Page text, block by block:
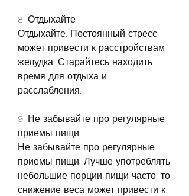
8. Отдыхайте
Отдыхайте. Постоянный стресс
может привести к расстройствам
желудка. Старайтесь находить
время для отдыха и
расслабления.
9. Не забывайте про регулярные
приемы пищи
Не забывайте про регулярные
приемы пищи. Лучше употреблять
небольшие порции пищи часто, то
снижение веса может привести к